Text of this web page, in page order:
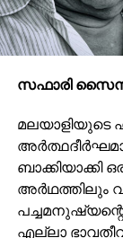
സഫാരി
മലയാളിയുടെ
അര്‍ഥത്തിലും
എല്ലാ